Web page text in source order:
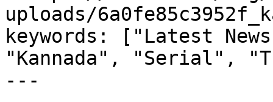
uploads/
keywords: ["Latest
"Kannada", "Serial",
---